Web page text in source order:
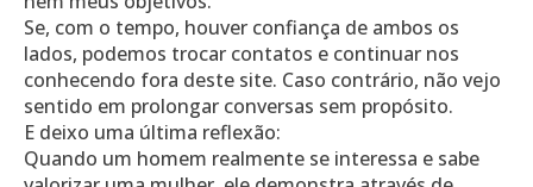
Se, com o tempo, houver confiança de ambos os
lados, podemos trocar contatos e continuar nos
conhecendo fora deste site. Caso contrário, não vejo
sentido em prolongar conversas sem propósito.
E deixo uma última reflexão:
Quando um homem realmente se interessa e sabe